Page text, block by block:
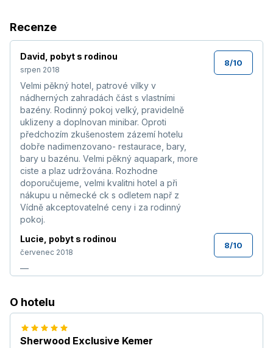
Recenze
David pobyt s rodinou
srpen 2018
Velmi pěkný hotel, patrové vilky v
nádherných zahradách část s vlastními
bazény. Rodinný pokoj velký, pravidelně
uklizeny a doplnovan minibar. Oproti
předchozím zkušenostem zázemí hotelu
dobře nadimenzovano- restaurace, bary,
bary u bazénu. Velmi pěkný aquapark, more
ciste a plaz udržována. Rozhodne
doporučujeme, velmi kvalitni hotel a při
nákupu u německé ck s odletem např z
Vídně akceptovatelné ceny i za rodinný
pokoj.
8/10
Lucie pobyt s rodinou
červenec 2018
—
8/10
červenec 2016
Ubytováni velmi krásné v dobre upraveném
parku, velmi čisté . Hlavní restaurace velmi
špatná , Vše kazi obsluhující personál.Do
O hotelu
Sherwood Exclusive Kemer